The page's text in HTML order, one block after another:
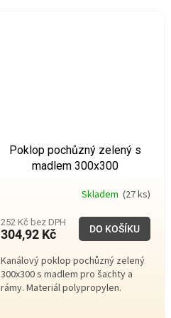
Poklop pochůzný zelený s
madlem 300x300
Skladem (27 ks)
252 Kč bez DPH
304,92 Kč DO KOŠÍKU
Kanálový poklop pochůzný zelený
300x300 s madlem pro šachty a
rámy. Materiál polypropylen.